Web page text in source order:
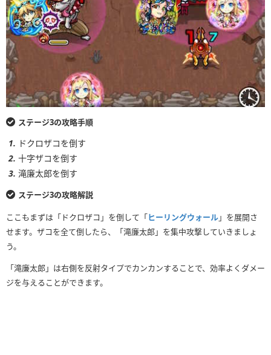
ステージ3の攻略手順
ドクロザコを倒す
十字ザコを倒す
滝廉太郎を倒す
ステージ3の攻略解説
ここもまずは「ドクロザコ」を倒して「ヒーリングウォール」を展開さ
せます。ザコを全て倒したら、「滝廉太郎」を集中攻撃していきましょ
う。
「滝廉太郎」は右側を反射タイプでカンカンすることで、効率よくダメー
ジを与えることができます。